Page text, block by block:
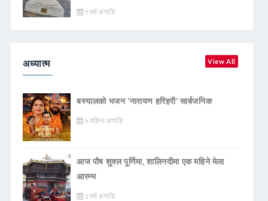
१ वर्ष अगाडि
अध्यात्म View All
बस्यालको भजन ‘नारायण हरिहरी’ सार्बजनिक
५ महिना अगाडि
आज पौष शुक्ल पूर्णिमा, शालिनदीमा एक महिने मेला
आरम्भ
२ वर्ष अगाडि